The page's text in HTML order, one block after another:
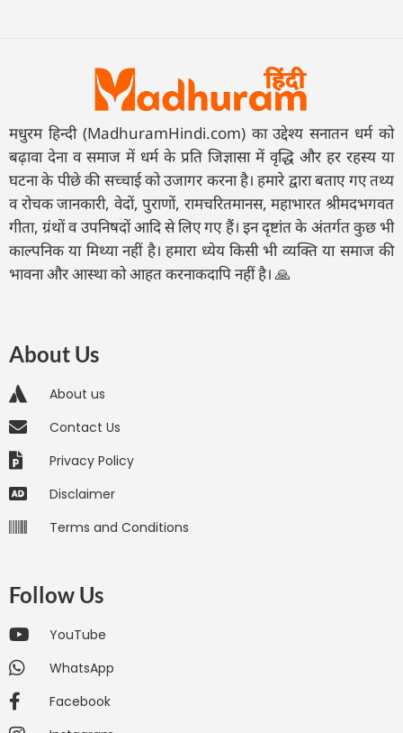
मधुरम हिन्दी (MadhuramHindi.com) का उद्देश्य सनातन धर्म को
बढ़ावा देना व समाज में धर्म के प्रति जिज्ञासा में वृद्धि और हर रहस्य या
घटना के पीछे की सच्चाई को उजागर करना है। हमारे द्वारा बताए गए तथ्य
व रोचक जानकारी, वेदों, पुराणों, रामचरितमानस, महाभारत श्रीमदभगवत
गीता, ग्रंथों व उपनिषदों आदि से लिए गए हैं। इन दृष्टांत के अंतर्गत कुछ भी
काल्पनिक या मिथ्या नहीं है। हमारा ध्येय किसी भी व्यक्ति या समाज की
भावना और आस्था को आहत करनाकदापि नहीं है। 🙏
About Us
About us
Contact Us
Privacy Policy
Disclaimer
Terms and Conditions
Follow Us
YouTube
WhatsApp
Facebook